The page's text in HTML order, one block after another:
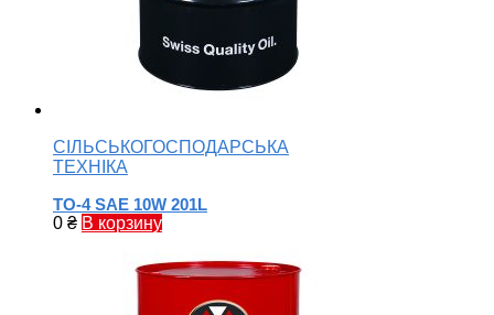
СІЛЬСЬКОГОСПОДАРСЬКА
ТЕХНІКА
TO-4 SAE 10W 201L
0 ₴ В корзину